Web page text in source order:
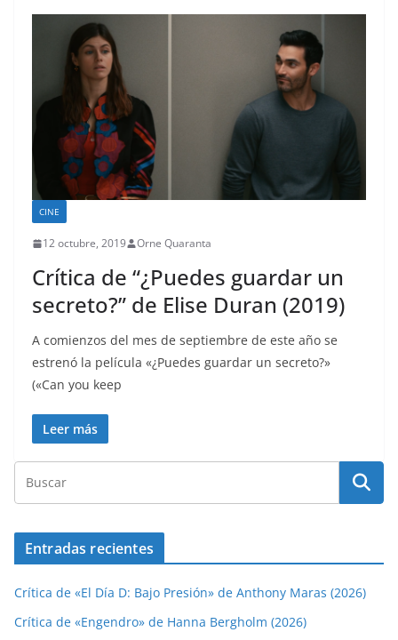
CINE
12 octubre, 2019 Orne Quaranta
Crítica de “¿Puedes guardar un
secreto?” de Elise Duran (2019)
A comienzos del mes de septiembre de este año se
estrenó la película «¿Puedes guardar un secreto?»
(«Can you keep
Leer más
Entradas recientes
Crítica de «El Día D: Bajo Presión» de Anthony Maras (2026)
Crítica de «Engendro» de Hanna Bergholm (2026)